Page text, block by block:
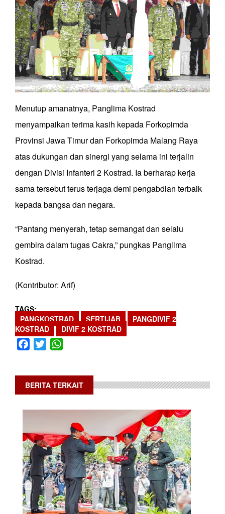
Menutup amanatnya, Panglima Kostrad
menyampaikan terima kasih kepada Forkopimda
Provinsi Jawa Timur dan Forkopimda Malang Raya
atas dukungan dan sinergi yang selama ini terjalin
dengan Divisi Infanteri 2 Kostrad. Ia berharap kerja
sama tersebut terus terjaga demi pengabdian terbaik
kepada bangsa dan negara.
“Pantang menyerah, tetap semangat dan selalu
gembira dalam tugas Cakra,” pungkas Panglima
Kostrad.
(Kontributor: Arif)
TAGS
PANGKOSTRAD
SERTIJAB
PANGDIVIF 2
KOSTRAD
DIVIF 2 KOSTRAD
Facebook
Twitter
BERITA TERKAIT